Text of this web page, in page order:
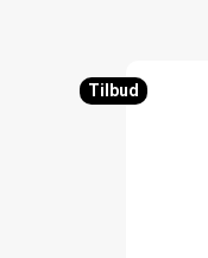
Tilbud